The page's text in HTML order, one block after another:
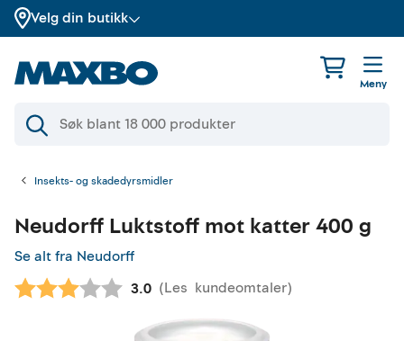
Velg din butikk
Meny
Insekts- og skadedyrsmidler
Neudorff Luktstoff mot katter 400 g
Se alt fra Neudorff
Gjennomsnittskarakter:
3.0 (Les kundeomtaler)